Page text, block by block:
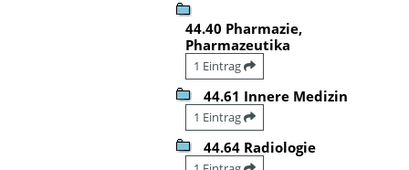
44.40 Pharmazie,
Pharmazeutika
1 Eintrag
44.61 Innere Medizin
1 Eintrag
44.64 Radiologie